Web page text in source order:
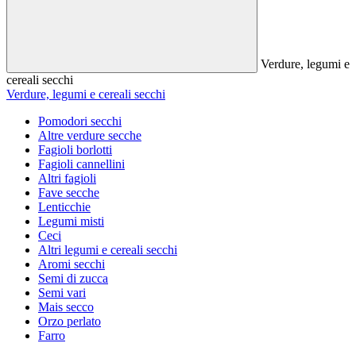
Verdure, legumi e
cereali secchi
Verdure, legumi e cereali secchi
Pomodori secchi
Altre verdure secche
Fagioli borlotti
Fagioli cannellini
Altri fagioli
Fave secche
Lenticchie
Legumi misti
Ceci
Altri legumi e cereali secchi
Aromi secchi
Semi di zucca
Semi vari
Mais secco
Orzo perlato
Farro